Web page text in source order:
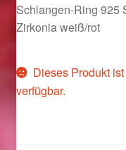
Kasse
Liefer- und
Schlangen-Ring 925
Zirkonia weiß/rot
Dieses Produkt
verfügbar.